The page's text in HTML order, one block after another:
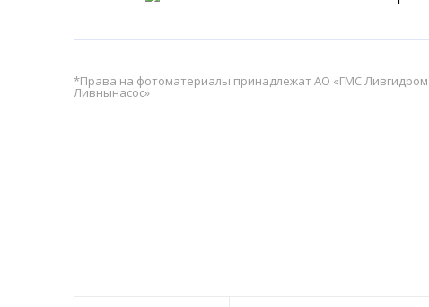
*Права на фотоматериалы принадлежат АО «ГМС
Ливнынасос»